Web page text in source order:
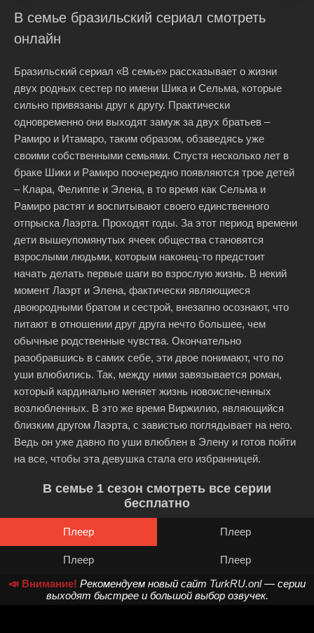
В семье бразильский сериал смотреть
онлайн
Бразильский сериал «В семье» рассказывает о жизни
двух родных сестер по имени Шика и Сельма, которые
сильно привязаны друг к другу. Практически
одновременно они выходят замуж за двух братьев –
Рамиро и Итамаро, таким образом, обзаведясь уже
своими собственными семьями. Спустя несколько лет в
браке Шики и Рамиро поочередно появляются трое детей
– Клара, Фелиппе и Элена, в то время как Сельма и
Рамиро растят и воспитывают своего единственного
отпрыска Лаэрта. Проходят годы. За этот период времени
дети вышеупомянутых ячеек общества становятся
взрослыми людьми, которым наконец-то предстоит
начать делать первые шаги во взрослую жизнь. В некий
момент Лаэрт и Элена, фактически являющиеся
двоюродными братом и сестрой, внезапно осознают, что
питают в отношении друг друга нечто большее, чем
обычные родственные чувства. Окончательно
разобравшись в самих себе, эти двое понимают, что по
уши влюбились. Так, между ними завязывается роман,
который кардинально меняет жизнь новоиспеченных
возлюбленных. В это же время Виржилио, являющийся
близким другом Лаэрта, с завистью поглядывает на него.
Ведь он уже давно по уши влюблен в Элену и готов пойти
на все, чтобы эта девушка стала его избранницей.
В семье 1 сезон смотреть все серии
бесплатно
Плеер Плеер
Плеер
Плеер
📣 Внимание! Рекомендуем новый сайт TurkRU.onl— серии
выходят быстрее и большой выбор озвучек.